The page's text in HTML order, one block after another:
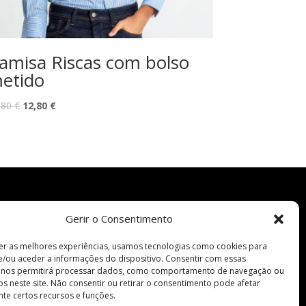
Gerir o Consentimento
as melhores experiências, usamos tecnologias como cookies para
ou aceder a informações do dispositivo. Consentir com essas
permitirá processar dados, como comportamento de navegação ou
neste site. Não consentir ou retirar o consentimento pode afetar
certos recursos e funções.
Riscas com bolso
€ O
59,80 €.
12,80 €O
12,80 €.
Pagamentos Seguros